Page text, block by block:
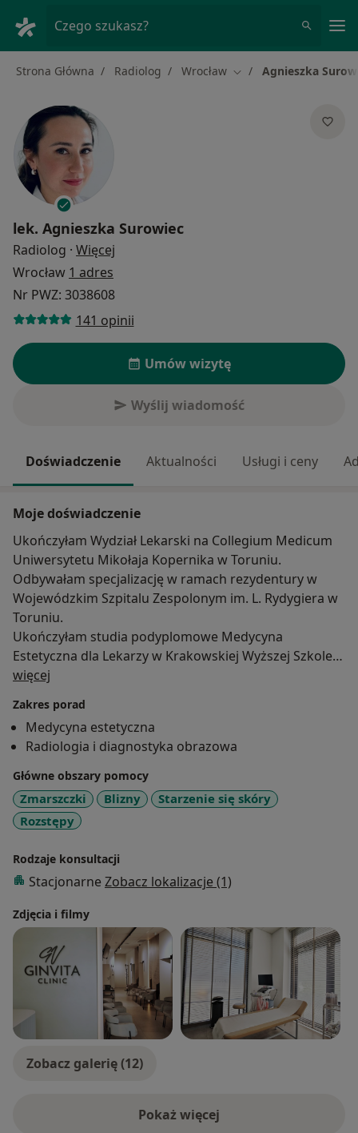
Czego szukasz?
Strona Główna Radiolog Wrocław Zmień miasto
Agnieszka
lek. Agnieszka Surowiec
Radiolog · Więcej
Wrocław 1 adres
Nr PWZ: 3038608
141 opinii
Umów wizytę
Wyślij wiadomość
Doświadczenie Aktualności Usługi i ceny
Moje doświadczenie
Ukończyłam Wydział Lekarski na Collegium Medicum
Uniwersytetu Mikołaja Kopernika w Toruniu.
Odbywałam specjalizację w ramach rezydentury w
Wojewódzkim Szpitalu Zespolonym im. L. Rydygiera w
Toruniu.
Ukończyłam studia podyplomowe Medycyna
Estetyczna dla Lekarzy w Krakowskiej Wyższej Szkole
Promocji Zdrowia.
więcej
Zakres porad
Medycyna estetyczna
Radiologia i diagnostyka obrazowa
Główne obszary pomocy
Zmarszczki Blizny
Starzenie się skóry
Rozstępy
Rodzaje konsultacji
Stacjonarne Zobacz lokalizacje (1)
Zdjęcia i filmy
Zobacz galerię (12)
Pokaż więcejo doświadczeniu